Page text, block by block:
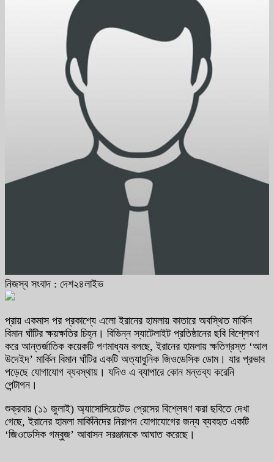
নিজস্ব সংবাদ : দেশ২৪লাইভ
প্রায় একমাস পর প্রকাশ্যে এলো ইরানের হামলায় কাতারে অবস্থিত মার্কিন
বিমান ঘাঁটির ক্ষয়ক্ষতির চিহ্ন। বিভিন্ন স্যাটেলাইট প্রতিষ্ঠানের ছবি বিশ্লেষণ
করে আন্তর্জাতিক কয়েকটি গণমাধ্যম বলছে, ইরানের হামলায় ক্ষতিগ্রস্ত ‘আল
উদেইদ’ মার্কিন বিমান ঘাঁটির একটি অত্যাধুনিক জিওডেসিক ডোম। যার প্রভাব
পড়েছে যোগাযোগ ব্যবস্থায়। যদিও এ ব্যাপারে কোন মন্তব্য করেনি
পেন্টাগন।
শুক্রবার (১১ জুলাই) অ্যাসোসিয়েটেড প্রেসের বিশ্লেষণ করা ছবিতে দেখা
গেছে, ইরানের হামলা মার্কিনিদের নিরাপদ যোগাযোগের জন্য ব্যবহৃত একটি
‘জিওডেসিক গম্বুজ’ আবাসন সরঞ্জামকে আঘাত করেছে।